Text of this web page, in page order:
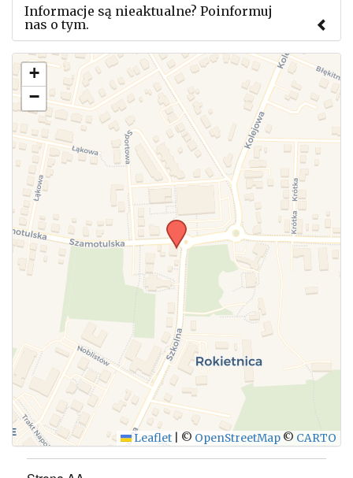
Informacje są nieaktualne? Poinformuj
nas o tym.
Użyj tego formularza aby przesłać informację o
zmianach w powyższym mityngu.
WYŚLIJ
+
−
Leaflet © OpenStreetMap © CARTO